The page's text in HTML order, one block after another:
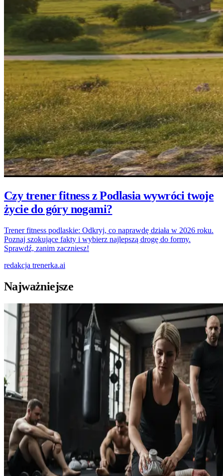
Czy trener fitness z Podlasia wywróci twoje
życie do góry nogami?
Trener fitness podlaskie: Odkryj, co naprawdę działa w 2026 roku.
Poznaj szokujące fakty i wybierz najlepszą drogę do formy.
Sprawdź, zanim zaczniesz!
redakcja trenerka.ai
Najważniejsze